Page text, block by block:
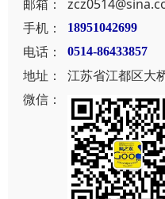
邮箱：
手机：
18951042699
电话： 0514-86433857
地址：
江苏省江都区大
微信：